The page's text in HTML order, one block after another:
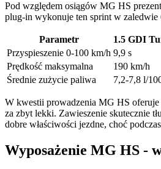
Pod względem osiągów MG HS
plug-in wykonuje ten sprint w
Parametr 1.5 GDI
Przyspieszenie 0-100 km/h 9,9 s
Prędkość maksymalna
190 km/h
Średnie zużycie paliwa
7,2-7,8 l/
W kwestii prowadzenia MG HS oferuje
za zbyt lekki. Zawieszenie skutecznie
dobre właściwości jezdne, choć
Wyposażenie MG HS -